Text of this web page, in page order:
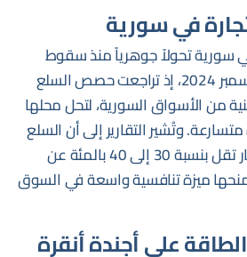
في سورية
سورية تحولاً جوهرياً منذ سقوط
نظام بشار الأسد في ديسمبر 2024، إذ تراجعت حصص السلع
من الأسواق السورية، لتحل محلها
وتُشير التقارير إلى أن السلع
التركية باتت تُقدَّم بأسعار تقل بنسبة 30 إلى 40 بالمئة عن
ميزة تنافسية واسعة في السوق
على أجندة أنقرة